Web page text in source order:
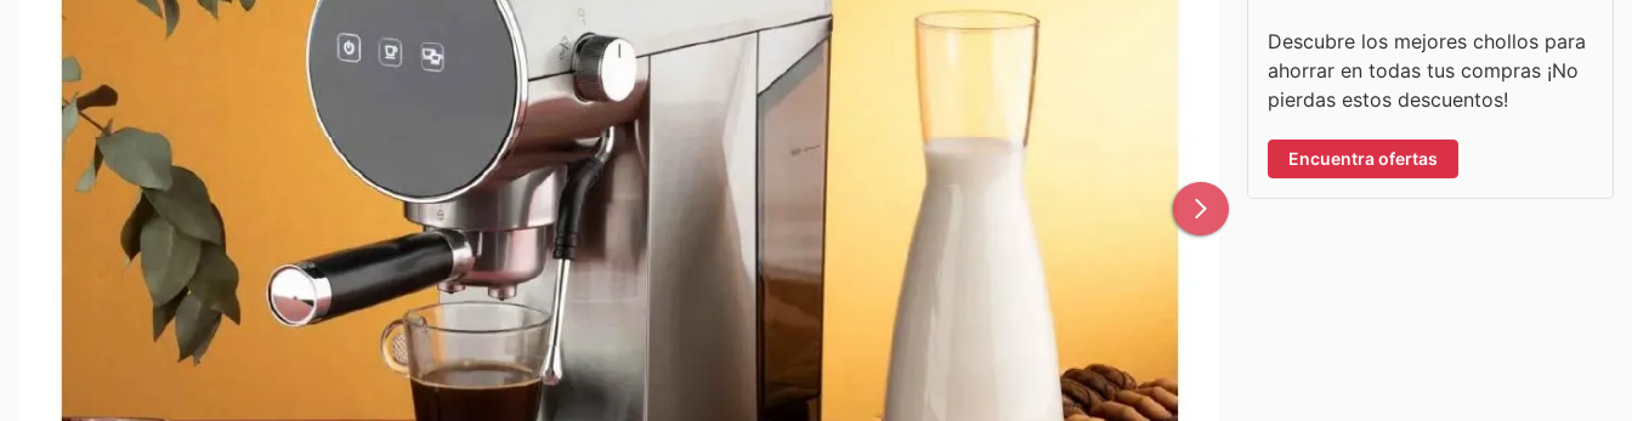
Descubre los mejores chollos para
ahorrar en todas tus compras ¡No
pierdas estos descuentos!
Encuentra ofertas